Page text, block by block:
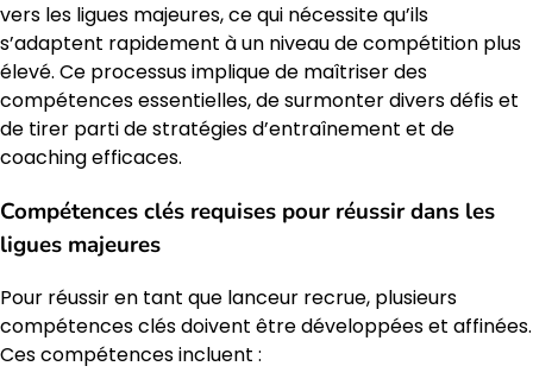
vers les ligues majeures, ce qui nécessite qu’ils
s’adaptent rapidement à un niveau de compétition plus
élevé. Ce processus implique de maîtriser des
compétences essentielles, de surmonter divers défis et
de tirer parti de stratégies d’entraînement et de
coaching efficaces.
Compétences clés requises pour réussir dans les
ligues majeures
Pour réussir en tant que lanceur recrue, plusieurs
compétences clés doivent être développées et affinées.
Ces compétences incluent :